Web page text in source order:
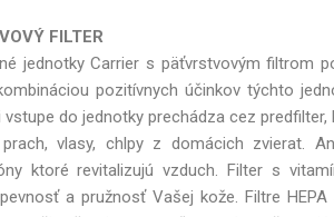
FILTER
jednotky Carrier s päťvrstvovým filtrom
pozitívnych účinkov týchto
vstupe do jednotky prechádza cez
vlasy, chlpy z domácich zvierat.
ktoré revitalizujú vzduch. Filter s
a pružnosť Vašej kože. Filtre